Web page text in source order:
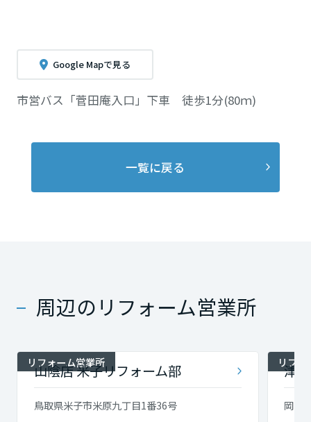
Google Mapで見る
市営バス「菅田庵入口」下車 徒歩1分(80ｍ)
一覧に戻る
周辺のリフォーム営業所
リフォーム営業所
山陰店 米子リフォーム部
鳥取県米子市米原九丁目1番36号
リフ
津
岡山